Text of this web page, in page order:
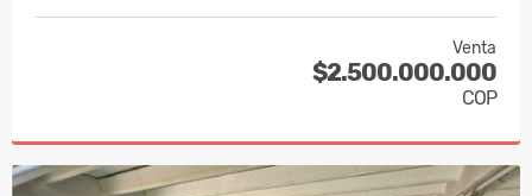
Venta
$2.500.000.000
COP